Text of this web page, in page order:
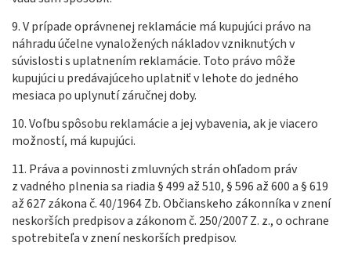
9. V prípade oprávnenej reklamácie má kupujúci právo na
náhradu účelne vynaložených nákladov vzniknutých v
súvislosti s uplatnením reklamácie. Toto právo môže
kupujúci u predávajúceho uplatniť v lehote do jedného
mesiaca po uplynutí záručnej doby.
10. Voľbu spôsobu reklamácie a jej vybavenia, ak je viacero
možností, má kupujúci.
11. Práva a povinnosti zmluvných strán ohľadom práv
z vadného plnenia sa riadia § 499 až 510, § 596 až 600 a § 619
až 627 zákona č. 40/1964 Zb. Občianskeho zákonníka v znení
neskorších predpisov a zákonom č. 250/2007 Z. z., o ochrane
spotrebiteľa v znení neskorších predpisov.